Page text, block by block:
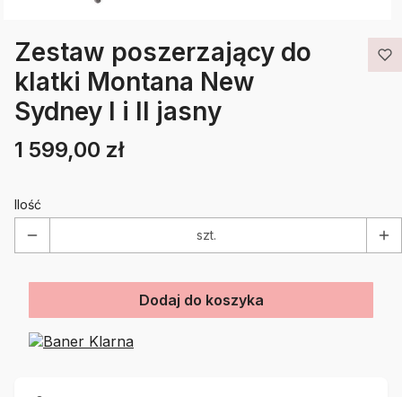
Zestaw poszerzający do
klatki Montana New
Sydney I i II jasny
Etykiety
Cena
1 599,00 zł
Ilość
szt.
Dodaj do koszyka